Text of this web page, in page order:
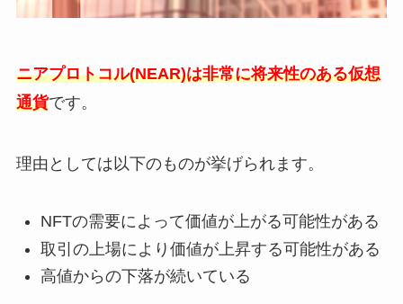
ニアプロトコル(NEAR)は非常に将来性のある仮想
通貨です。
理由としては以下のものが挙げられます。
NFTの需要によって価値が上がる可能性がある
取引の上場により価値が上昇する可能性がある
高値からの下落が続いている